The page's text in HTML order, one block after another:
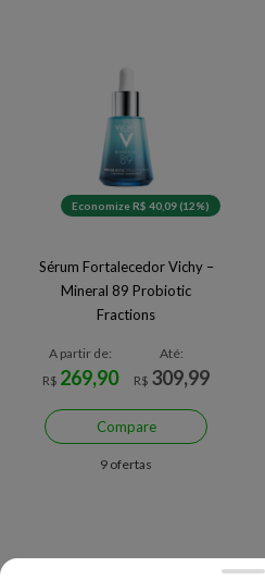
Economize R$ 40,09 (12%)
Sérum Fortalecedor Vichy –
Mineral 89 Probiotic
Fractions
A partir de:
R$ 269,90
Até:
R$ 309,99
Compare
9 ofertas